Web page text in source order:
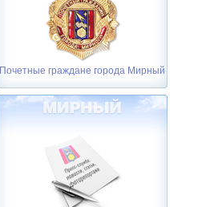
Почетные граждане города Мирный